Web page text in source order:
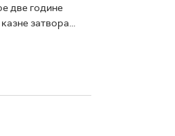
две године
затвора...